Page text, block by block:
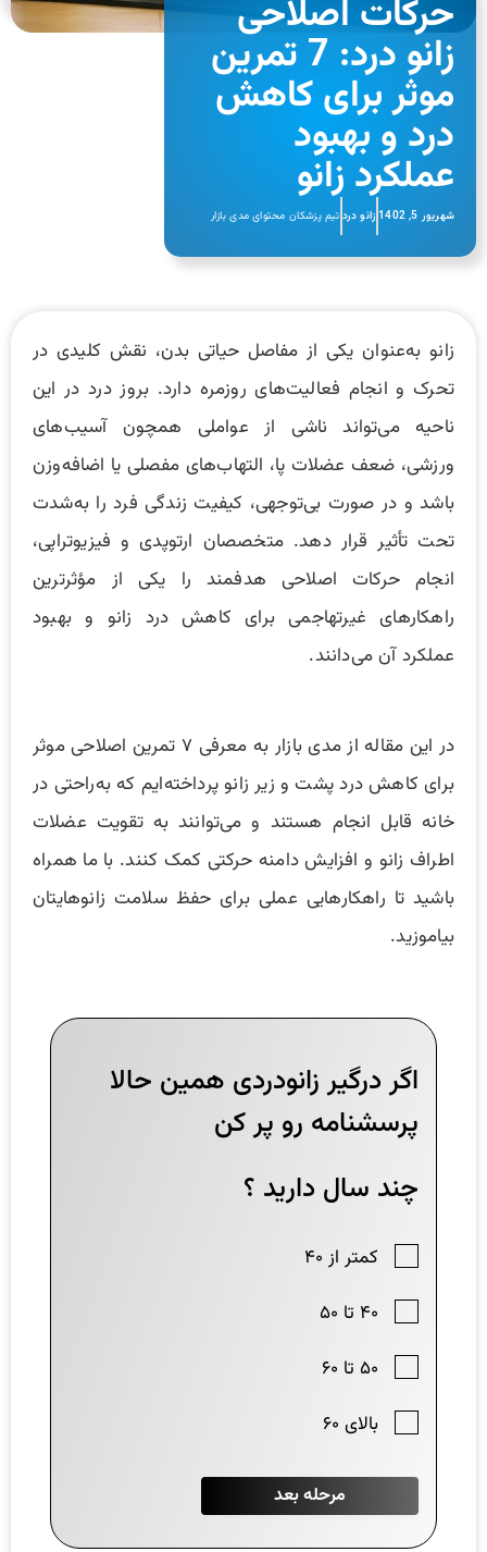
حرکات اصلاحی
زانو درد: 7 تمرین
موثر برای کاهش
درد و بهبود
عملکرد زانو
شهریور 5, 1402 زانو درد تیم پزشکان محتوای مدی بازار
زانو به‌عنوان یکی از مفاصل حیاتی بدن، نقش کلیدی در
تحرک و انجام فعالیت‌های روزمره دارد. بروز درد در این
ناحیه می‌تواند ناشی از عواملی همچون آسیب‌های
ورزشی، ضعف عضلات پا، التهاب‌های مفصلی یا اضافه‌وزن
باشد و در صورت بی‌توجهی، کیفیت زندگی فرد را به‌شدت
تحت تأثیر قرار دهد. متخصصان ارتوپدی و فیزیوتراپی،
انجام حرکات اصلاحی هدفمند را یکی از مؤثرترین
راهکارهای غیرتهاجمی برای کاهش درد زانو و بهبود
عملکرد آن می‌دانند.
در این مقاله از مدی بازار به معرفی ۷ تمرین اصلاحی موثر
برای کاهش درد پشت و زیر زانو پرداخته‌ایم که به‌راحتی در
خانه قابل انجام هستند و می‌توانند به تقویت عضلات
اطراف زانو و افزایش دامنه حرکتی کمک کنند. با ما همراه
باشید تا راهکارهایی عملی برای حفظ سلامت زانوهایتان
بیاموزید.